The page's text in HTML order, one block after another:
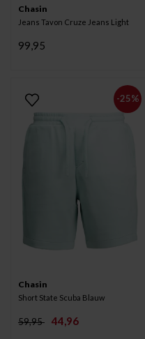
Chasin
Jeans Tavon Cruze Jeans Light
99,95
-25%
Chasin
Short State Scuba Blauw
59,95 44,96